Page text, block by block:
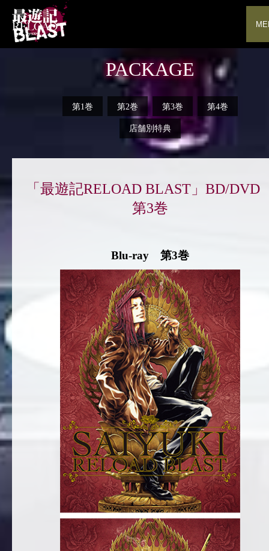
PACKAGE
第1巻 第2巻 第3巻 第4巻
店舗別特典
「最遊記RELOAD BLAST」BD/
第3巻
Blu-ray 第3巻